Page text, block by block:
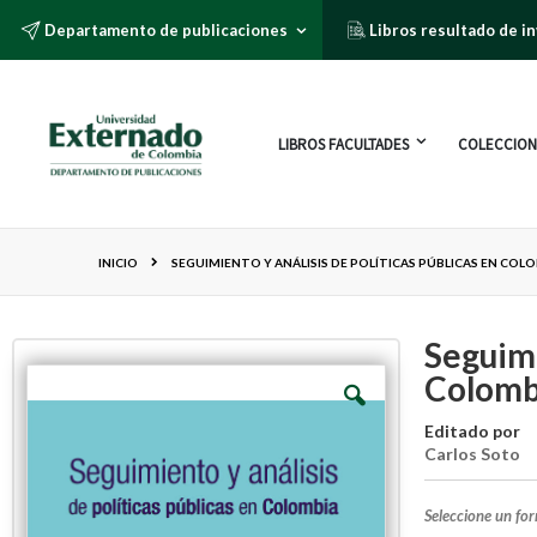
Departamento de publicaciones Libros resultado de
LIBROS FACULTADES
INICIO SEGUIMIENTO Y ANÁLISIS DE POLÍTICAS PÚBLICAS EN
Editado por
Carlos Soto
Seleccione un